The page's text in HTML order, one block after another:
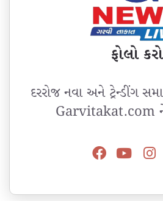
ફોલો કરો
દરરોજ નવા અને ટ્રેન્ડીંગ
Garvitakat.com ને